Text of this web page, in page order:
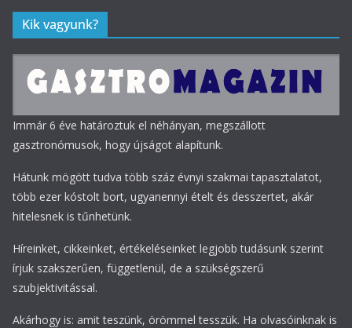
Kik vagyunk?
Immár 6 éve határoztuk el néhányan, megszállott
gasztronómusok, hogy újságot alapítunk.
Hátunk mögött tudva több száz évnyi szakmai tapasztalatot,
több ezer kóstolt bort, ugyanennyi ételt és desszertet, akár
hitelesnek is tűnhetünk.
Híreinket, cikkeinket, értékeléseinket legjobb tudásunk szerint
írjuk szakszerűen, függetlenül, de a szükségszerű
szubjektivitással.
Akárhogy is: amit teszünk, örömmel tesszük. Ha olvasóinknak is